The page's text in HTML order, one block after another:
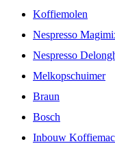
Koffiemolen
Nespresso
Nespresso
Melkopschuimer
Braun
Bosch
Inbouw